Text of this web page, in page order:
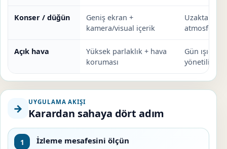
Konser / düğün
Geniş ekran +
kamera/visual içerik
Uzaktan
atmosfer
Açık hava
Yüksek parlaklık + hava
koruması
Gün ışığı
yönetilir.
→ UYGULAMA AKIŞI
Karardan sahaya dört adım
1 İzleme mesafesini ölçün